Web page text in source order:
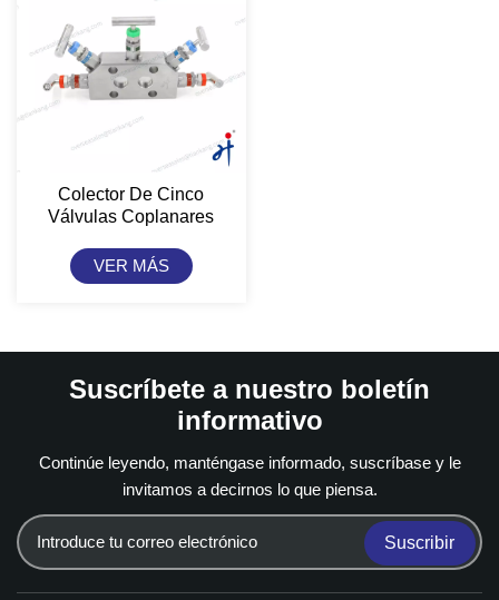
Colector De Cinco
Válvulas Coplanares
VER MÁS
Suscríbete a nuestro boletín
informativo
Continúe leyendo, manténgase informado, suscríbase y le
invitamos a decirnos lo que piensa.
Suscribir